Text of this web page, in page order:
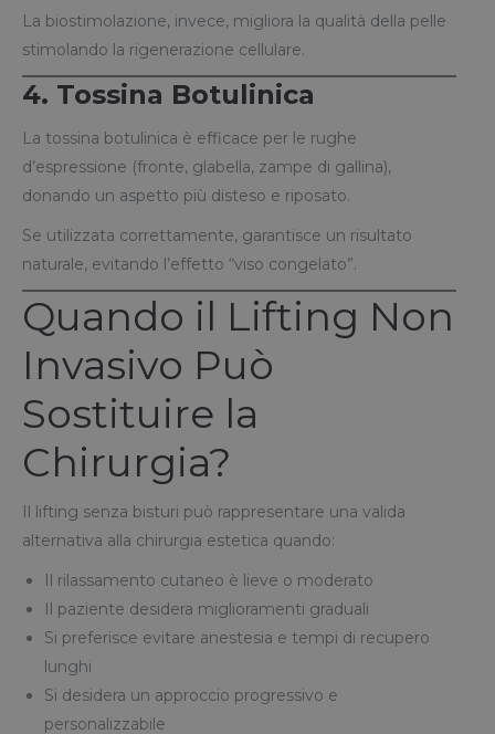
La biostimolazione, invece, migliora la qualità della pelle
stimolando la rigenerazione cellulare.
4. Tossina Botulinica
La tossina botulinica è efficace per le rughe
d’espressione (fronte, glabella, zampe di gallina),
donando un aspetto più disteso e riposato.
Se utilizzata correttamente, garantisce un risultato
naturale, evitando l’effetto “viso congelato”.
Quando il Lifting Non
Invasivo Può
Sostituire la
Chirurgia?
Il lifting senza bisturi può rappresentare una valida
alternativa alla chirurgia estetica quando:
Il rilassamento cutaneo è lieve o moderato
Il paziente desidera miglioramenti graduali
Si preferisce evitare anestesia e tempi di recupero
lunghi
Si desidera un approccio progressivo e
personalizzabile